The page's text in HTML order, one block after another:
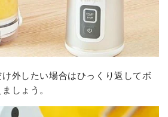
外したい場合はひっくり返してボ
しょう。